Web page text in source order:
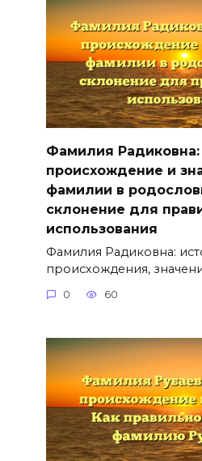
Фамилия Радиковна:
происхождение и
фамилии в
склонение для
использования
Фамилия Радиковна:
происхождения,
0 60